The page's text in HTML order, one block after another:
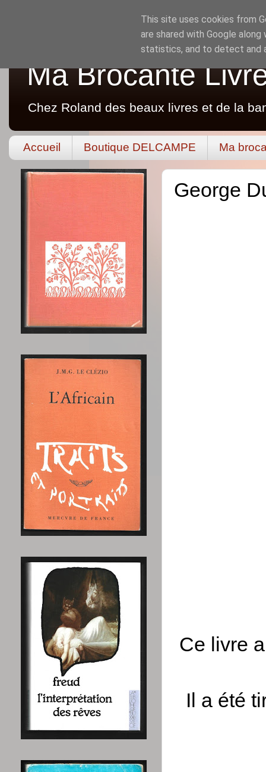
Ma Brocante
Chez Roland des beaux livres et de la
Accueil Boutique DELCAMPE Ma
George
Ce livre
Il a été
This site uses cookies from
are shared with Google
statistics, and to detect and